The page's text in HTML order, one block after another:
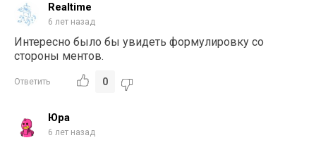
Realtime
6 лет назад
Интересно было бы увидеть формулировку со
стороны ментов.
Ответить 0
Юра
6 лет назад